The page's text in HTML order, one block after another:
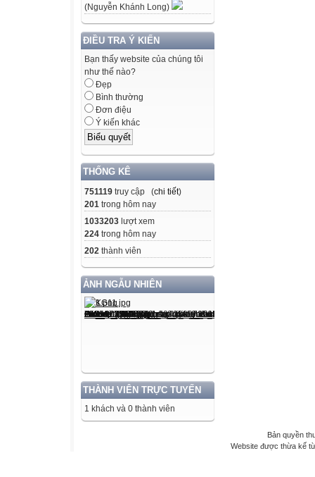
(Nguyễn Khánh Long)
ĐIỀU TRA Ý KIẾN
Bạn thấy website của chúng tôi
như thế nào?
Đẹp
Bình thường
Đơn điệu
Ý kiến khác
THỐNG KÊ
751119 truy cập (chi tiết)
201 trong hôm nay
1033203 lượt xem
224 trong hôm nay
202 thành viên
ẢNH NGẪU NHIÊN
THÀNH VIÊN TRỰC TUYẾN
1 khách và 0 thành viên
Bản quyền
Website được thừa kế